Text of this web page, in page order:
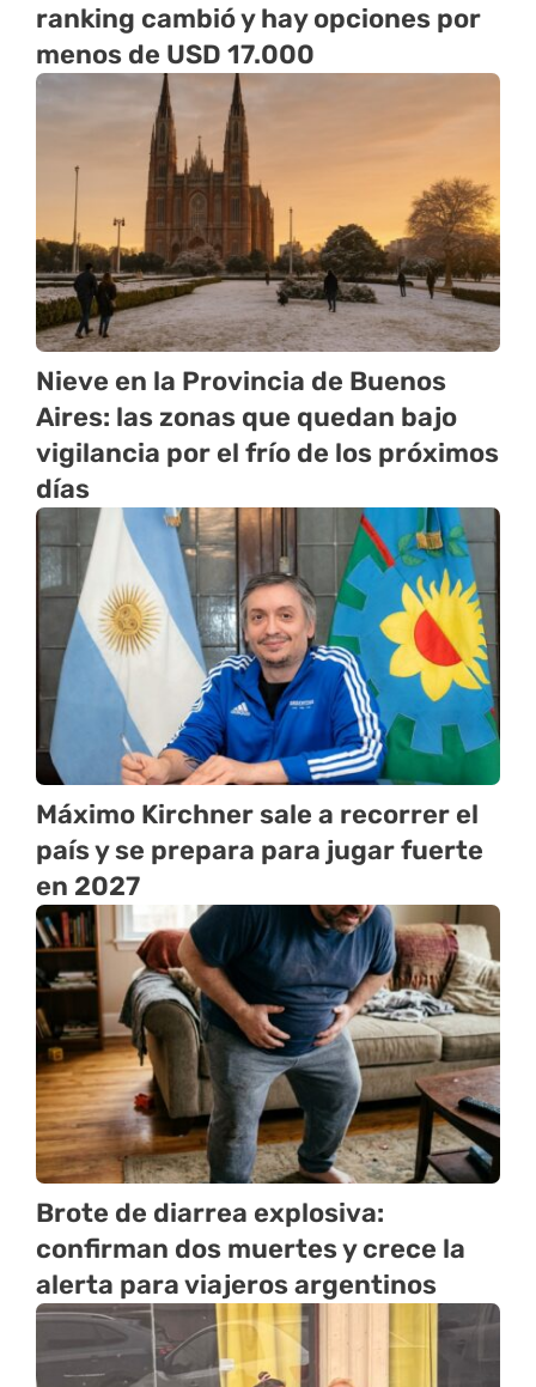
ranking cambió y hay opciones por
menos de USD 17.000
Nieve en la Provincia de Buenos
Aires: las zonas que quedan bajo
vigilancia por el frío de los próximos
días
Máximo Kirchner sale a recorrer el
país y se prepara para jugar fuerte
en 2027
Brote de diarrea explosiva:
confirman dos muertes y crece la
alerta para viajeros argentinos